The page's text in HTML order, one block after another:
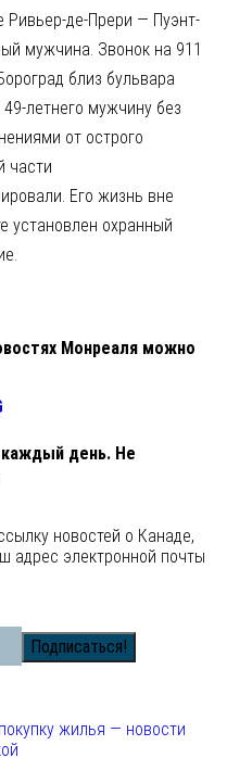
Ривьер-де-Прери — Пуэнт-
мужчина. Звонок на 911
близ бульвара
летнего мужчину без
от острого
части
Его жизнь вне
установлен охранный
Монреаля можно
каждый день. Не
новостей о Канаде,
жилья — новости